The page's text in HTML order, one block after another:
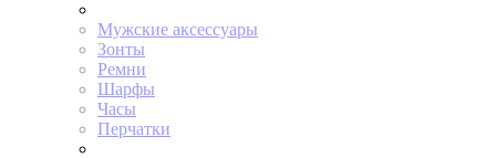
Мужские аксессуары
Зонты
Ремни
Шарфы
Часы
Перчатки